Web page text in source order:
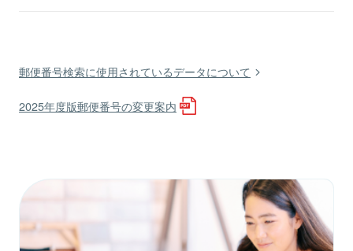
郵便番号検索に使用されているデータについて
2025年度版郵便番号の変更案内